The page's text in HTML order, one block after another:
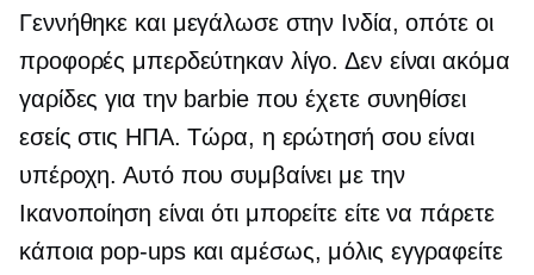
Γεννήθηκε και μεγάλωσε στην Ινδία, οπότε οι
προφορές μπερδεύτηκαν λίγο. Δεν είναι ακόμα
γαρίδες για την barbie που έχετε συνηθίσει
εσείς στις ΗΠΑ. Τώρα, η ερώτησή σου είναι
υπέροχη. Αυτό που συμβαίνει με την
Ικανοποίηση είναι ότι μπορείτε είτε να πάρετε
κάποια pop-upsκαι αμέσως, μόλις εγγραφείτε